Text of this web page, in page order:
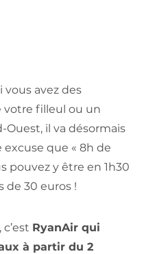
vous avez des
votre filleul ou un
Ouest, il va désormais
que « 8h de
pouvez y être en 1h30
de 30 euros !
RyanAir qui
à partir du 2